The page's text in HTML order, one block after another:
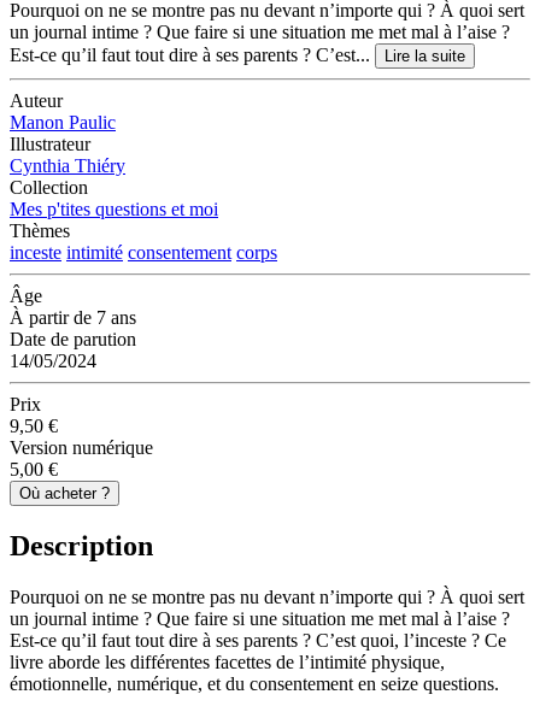
Pourquoi on ne se montre pas nu devant n’importe qui ? À quoi sert
un journal intime ? Que faire si une situation me met mal à l’aise ?
Est-ce qu’il faut tout dire à ses parents ? C’est...
Lire la suite
Auteur
Manon Paulic
Illustrateur
Cynthia Thiéry
Collection
Mes p'tites questions et moi
Thèmes
inceste intimité consentement corps
Âge
À partir de 7 ans
Date de parution
14/05/2024
Prix
9,50 €
Version numérique
5,00 €
Où acheter ?
Description
Pourquoi on ne se montre pas nu devant n’importe qui ? À quoi sert
un journal intime ? Que faire si une situation me met mal à l’aise ?
Est-ce qu’il faut tout dire à ses parents ? C’est quoi, l’inceste ? Ce
livre aborde les différentes facettes de l’intimité physique,
émotionnelle, numérique, et du consentement en seize questions.